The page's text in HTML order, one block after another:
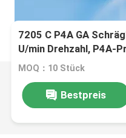
7205 C P4A GA
U/min Drehzahl, P4A-
Stahlkugeln für
MOQ：10 Stück
Bestpreis